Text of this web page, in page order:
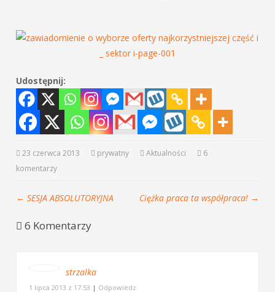
Udostępnij:
23 czerwca 2013 prywatny Aktualności
6
komentarzy
← SESJA ABSOLUTORYJNA Ciężka praca ta współpraca! →
6 Komentarzy
strzalka
1 lipca 2013 z 17:53 | Odpowiedz